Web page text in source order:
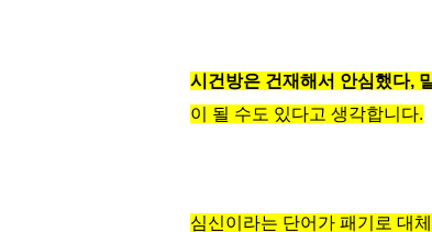
시건방은 건재해서 안심했다,
이 될 수도 있다고 생각합니다.
심신이라는 단어가 패기로 대